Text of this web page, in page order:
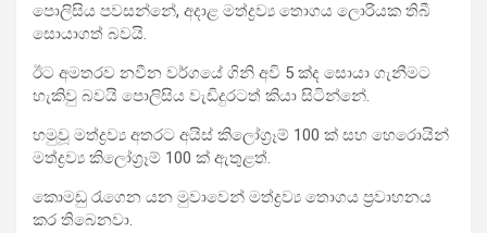
පොලිසිය පවසන්නේ, අදාළ මත්ද්‍රව්‍ය තොගය ලොරියක තිබී
සොයාගත් බවයි.
ඊට අමතරව නවීන වර්ගයේ ගිනි අවි 5 ක්ද සොයා ගැනීමට
හැකිවු බවයි පොලිසිය වැඩිදුරටත් කියා සිටින්නේ.
හමුවූ මත්ද්‍රව්‍ය අතරට අයිස් කිලෝග්‍රෑම් 100 ක් සහ හෙරොයින්
මත්ද්‍රව්‍ය කිලෝග්‍රෑම් 100 ක් ඇතුළත්.
කොමඩු රැගෙන යන මුවාවෙන් මත්ද්‍රව්‍ය තොගය ප්‍රවාහනය
කර තිබෙනවා.